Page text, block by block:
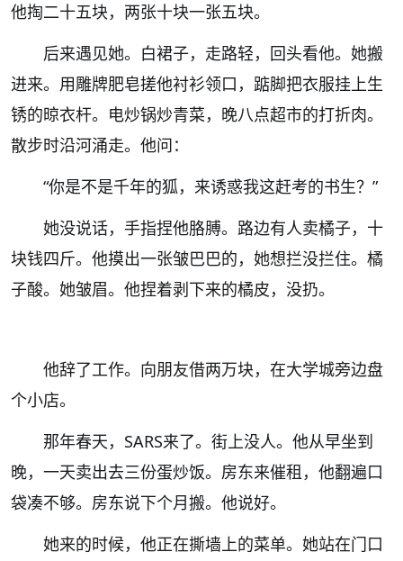
他掏二十五块，两张十块一张五块。
后来遇见她。白裙子，走路轻，回头看他。她搬
进来。用雕牌肥皂搓他衬衫领口，踮脚把衣服挂上生
锈的晾衣杆。电炒锅炒青菜，晚八点超市的打折肉。
散步时沿河涌走。他问：
“你是不是千年的狐，来诱惑我这赶考的书生？ ”
她没说话，手指捏他胳膊。路边有人卖橘子，十
块钱四斤。他摸出一张皱巴巴的，她想拦没拦住。橘
子酸。她皱眉。他捏着剥下来的橘皮，没扔。
他辞了工作。向朋友借两万块，在大学城旁边盘
个小店。
那年春天， SARS来了。街上没人。他从早坐到
晚，一天卖出去三份蛋炒饭。房东来催租，他翻遍口
袋凑不够。房东说下个月搬。他说好。
她来的时候，他正在撕墙上的菜单。她站在门口